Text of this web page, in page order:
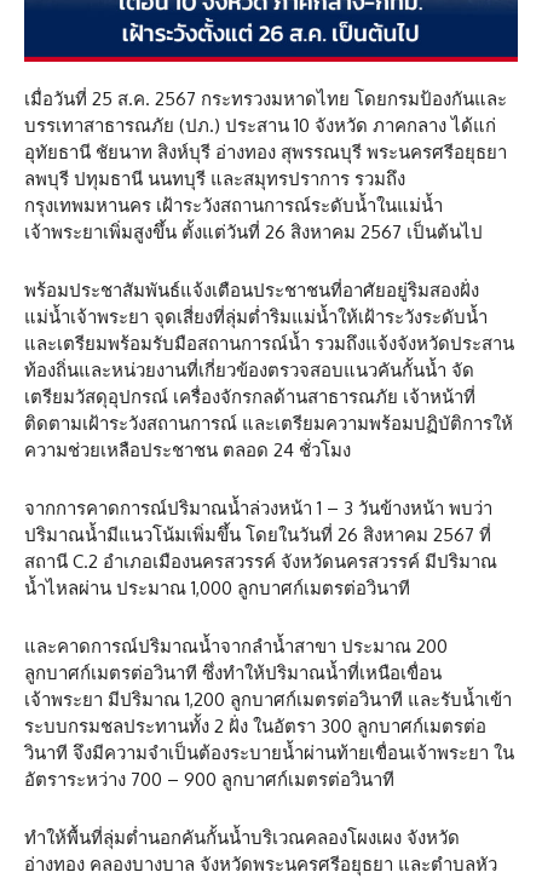
เมื่อวันที่ 25 ส.ค. 2567 กระทรวงมหาดไทย โดยกรมป้องกันและ
บรรเทาสาธารณภัย (ปภ.) ประสาน 10 จังหวัด ภาคกลาง ได้แก่
อุทัยธานี ชัยนาท สิงห์บุรี อ่างทอง สุพรรณบุรี พระนครศรีอยุธยา
ลพบุรี ปทุมธานี นนทบุรี และสมุทรปราการ รวมถึง
กรุงเทพมหานคร เฝ้าระวังสถานการณ์ระดับน้ำในแม่น้ำ
เจ้าพระยาเพิ่มสูงขึ้น ตั้งแต่วันที่ 26 สิงหาคม 2567 เป็นต้นไป
พร้อมประชาสัมพันธ์แจ้งเตือนประชาชนที่อาศัยอยู่ริมสองฝั่ง
แม่น้ำเจ้าพระยา จุดเสี่ยงที่ลุ่มต่ำริมแม่น้ำให้เฝ้าระวังระดับน้ำ
และเตรียมพร้อมรับมือสถานการณ์น้ำ รวมถึงแจ้งจังหวัดประสาน
ท้องถิ่นและหน่วยงานที่เกี่ยวข้องตรวจสอบแนวคันกั้นน้ำ จัด
เตรียมวัสดุอุปกรณ์ เครื่องจักรกลด้านสาธารณภัย เจ้าหน้าที่
ติดตามเฝ้าระวังสถานการณ์ และเตรียมความพร้อมปฏิบัติการให้
ความช่วยเหลือประชาชน ตลอด 24 ชั่วโมง
จากการคาดการณ์ปริมาณน้ำล่วงหน้า 1 – 3 วันข้างหน้า พบว่า
ปริมาณน้ำมีแนวโน้มเพิ่มขึ้น โดยในวันที่ 26 สิงหาคม 2567 ที่
สถานี C.2 อำเภอเมืองนครสวรรค์ จังหวัดนครสวรรค์ มีปริมาณ
น้ำไหลผ่าน ประมาณ 1,000 ลูกบาศก์เมตรต่อวินาที
และคาดการณ์ปริมาณน้ำจากลำน้ำสาขา ประมาณ 200
ลูกบาศก์เมตรต่อวินาที ซึ่งทำให้ปริมาณน้ำที่เหนือเขื่อน
เจ้าพระยา มีปริมาณ 1,200 ลูกบาศก์เมตรต่อวินาที และรับน้ำเข้า
ระบบกรมชลประทานทั้ง 2 ฝั่ง ในอัตรา 300 ลูกบาศก์เมตรต่อ
วินาที จึงมีความจำเป็นต้องระบายน้ำผ่านท้ายเขื่อนเจ้าพระยา ใน
อัตราระหว่าง 700 – 900 ลูกบาศก์เมตรต่อวินาที
ทำให้พื้นที่ลุ่มต่ำนอกคันกั้นน้ำบริเวณคลองโผงเผง จังหวัด
อ่างทอง คลองบางบาล จังหวัดพระนครศรีอยุธยา และตำบลหัว